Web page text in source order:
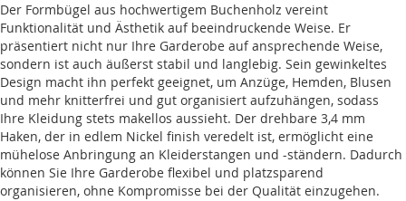
Der Formbügel aus hochwertigem Buchenholz vereint
Funktionalität und Ästhetik auf beeindruckende Weise. Er
präsentiert nicht nur Ihre Garderobe auf ansprechende Weise,
sondern ist auch äußerst stabil und langlebig. Sein gewinkeltes
Design macht ihn perfekt geeignet, um Anzüge, Hemden, Blusen
und mehr knitterfrei und gut organisiert aufzuhängen, sodass
Ihre Kleidung stets makellos aussieht. Der drehbare 3,4 mm
Haken, der in edlem Nickel finish veredelt ist, ermöglicht eine
mühelose Anbringung an Kleiderstangen und -ständern. Dadurch
können Sie Ihre Garderobe flexibel und platzsparend
organisieren, ohne Kompromisse bei der Qualität einzugehen.